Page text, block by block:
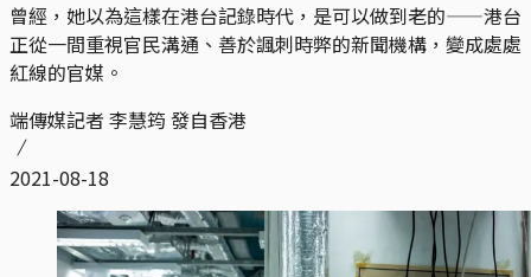
曾經，她以為這樣在港台記錄時代，是可以做到老的——港台
正從一間重視官民溝通、善於諷刺時弊的新聞機構，變成處處
紅線的官媒。
端傳媒記者 李慧筠 發自香港
2021-08-18